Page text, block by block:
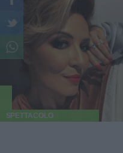
SPETTACOLO